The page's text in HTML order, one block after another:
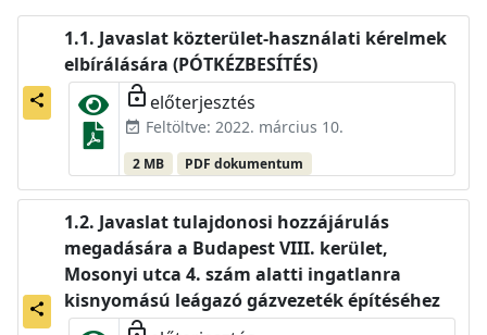
share
Javaslat közterület-használati kérelmek
elbírálására (PÓTKÉZBESÍTÉS)
lock_open előterjesztés
event_available Feltöltve: 2022. március 10.
2 MB PDF dokumentum
share
Javaslat tulajdonosi hozzájárulás
megadására a Budapest VIII. kerület,
Mosonyi utca 4. szám alatti ingatlanra
kisnyomású leágazó gázvezeték építéséhez